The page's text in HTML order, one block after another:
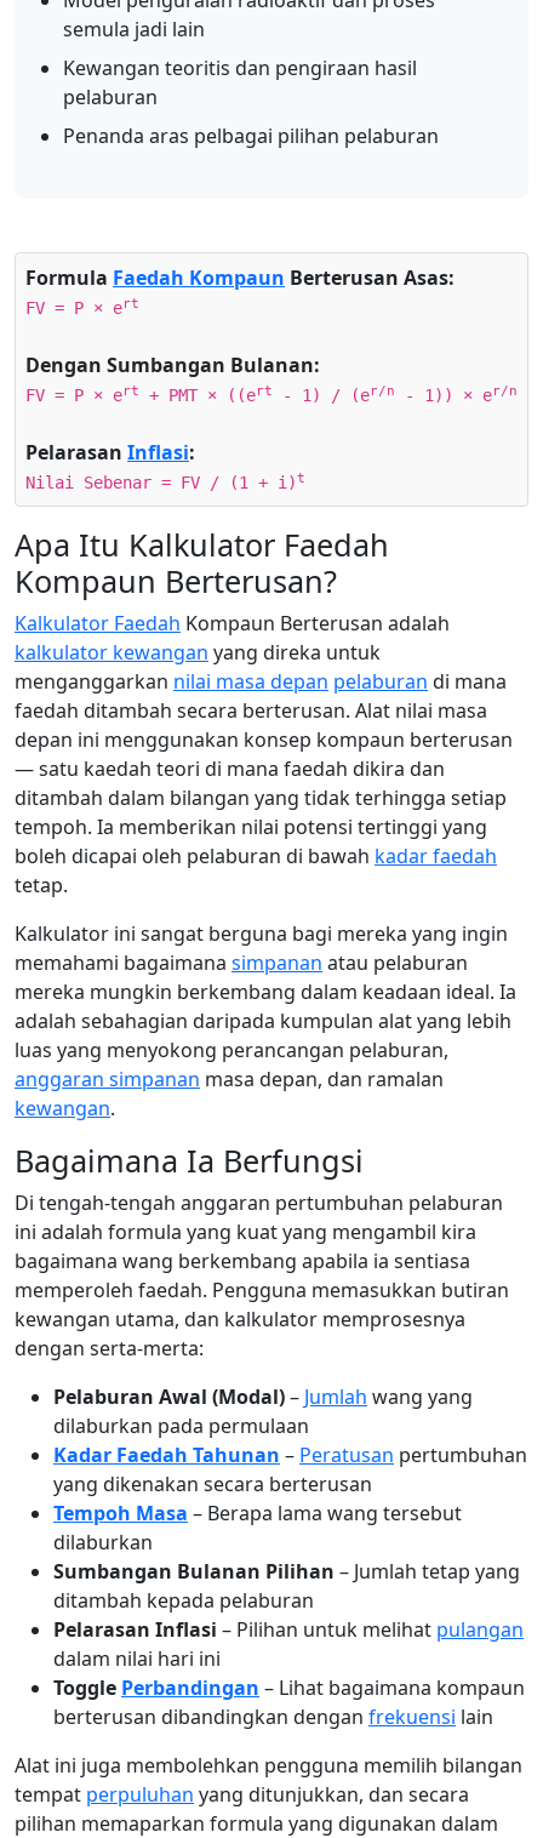
semula jadi lain
Kewangan teoritis dan pengiraan hasil
pelaburan
Penanda aras pelbagai pilihan pelaburan
Formula Faedah Kompaun Berterusan Asas:
FV = P × ert
Dengan Sumbangan Bulanan:
FV = P × ert + PMT × ((ert - 1) / (er/n - 1)) × er/n
Pelarasan Inflasi:
Nilai Sebenar = FV / (1 + i)t
Apa Itu Kalkulator Faedah
Kompaun Berterusan?
Kalkulator Faedah Kompaun Berterusan adalah
kalkulator kewangan yang direka untuk
menganggarkan nilai masa depan pelaburan di mana
faedah ditambah secara berterusan. Alat nilai masa
depan ini menggunakan konsep kompaun berterusan
— satu kaedah teori di mana faedah dikira dan
ditambah dalam bilangan yang tidak terhingga setiap
tempoh. Ia memberikan nilai potensi tertinggi yang
boleh dicapai oleh pelaburan di bawah kadar faedah
tetap.
Kalkulator ini sangat berguna bagi mereka yang ingin
memahami bagaimana simpanan atau pelaburan
mereka mungkin berkembang dalam keadaan ideal. Ia
adalah sebahagian daripada kumpulan alat yang lebih
luas yang menyokong perancangan pelaburan,
anggaran simpanan masa depan, dan ramalan
kewangan.
Bagaimana Ia Berfungsi
Di tengah-tengah anggaran pertumbuhan pelaburan
ini adalah formula yang kuat yang mengambil kira
bagaimana wang berkembang apabila ia sentiasa
memperoleh faedah. Pengguna memasukkan butiran
kewangan utama, dan kalkulator memprosesnya
dengan serta-merta:
Pelaburan Awal (Modal)– Jumlah wang yang
dilaburkan pada permulaan
Kadar Faedah Tahunan – Peratusan pertumbuhan
yang dikenakan secara berterusan
Tempoh Masa – Berapa lama wang tersebut
dilaburkan
Sumbangan Bulanan Pilihan – Jumlah tetap yang
ditambah kepada pelaburan
Pelarasan Inflasi – Pilihan untuk melihat pulangan
dalam nilai hari ini
Toggle Perbandingan – Lihat bagaimana kompaun
berterusan dibandingkan dengan frekuensi lain
Alat ini juga membolehkan pengguna memilih bilangan
tempat perpuluhan yang ditunjukkan, dan secara
pilihan memaparkan formula yang digunakan dalam